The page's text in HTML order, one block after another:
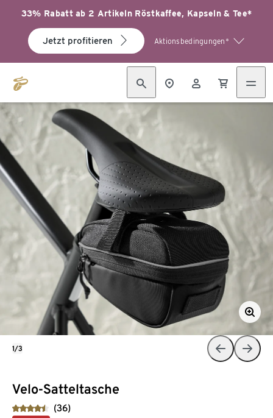
33% Rabatt ab 2 Artikeln Röstkaffee, Kapseln & Tee*
Jetzt profitieren Aktionsbedingungen*
Velo-Satteltasche
(36)
1/3